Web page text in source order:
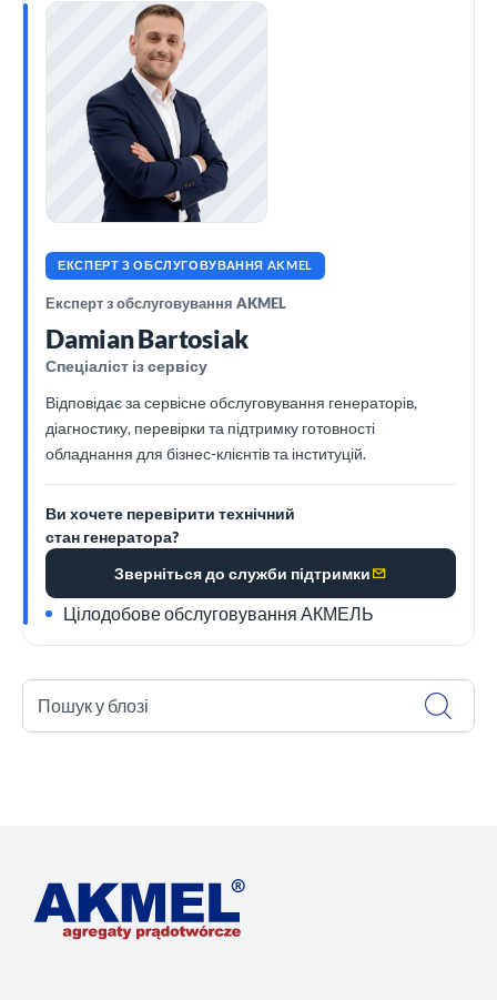
ЕКСПЕРТ З ОБСЛУГОВУВАННЯ AKMEL
Експерт з обслуговування AKMEL
Damian Bartosiak
Спеціаліст із сервісу
Відповідає за сервісне обслуговування генераторів,
діагностику, перевірки та підтримку готовності
обладнання для бізнес-клієнтів та інституцій.
Ви хочете перевірити технічний
стан генератора?
Зверніться до служби підтримки
Цілодобове обслуговування АКМЕЛЬ
Пошук у блозі